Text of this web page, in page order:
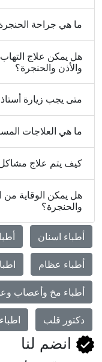
ما هي جراحة
هل يمكن علاج التهاب
والأذن والحنجرة؟
متى يجب زيارة أستاذ
ما هي العلاجات
كيف يتم علاج
هل يمكن الوقاية من
والحنجرة؟
أطباء اسنان
أطباء عظام
أطباء مخ وأعصاب
دكتور قلب
انضم لنا